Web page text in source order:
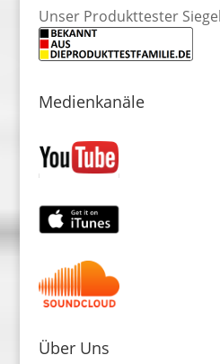
Unser Produkttester Siegel
Medienkanäle
Über Uns